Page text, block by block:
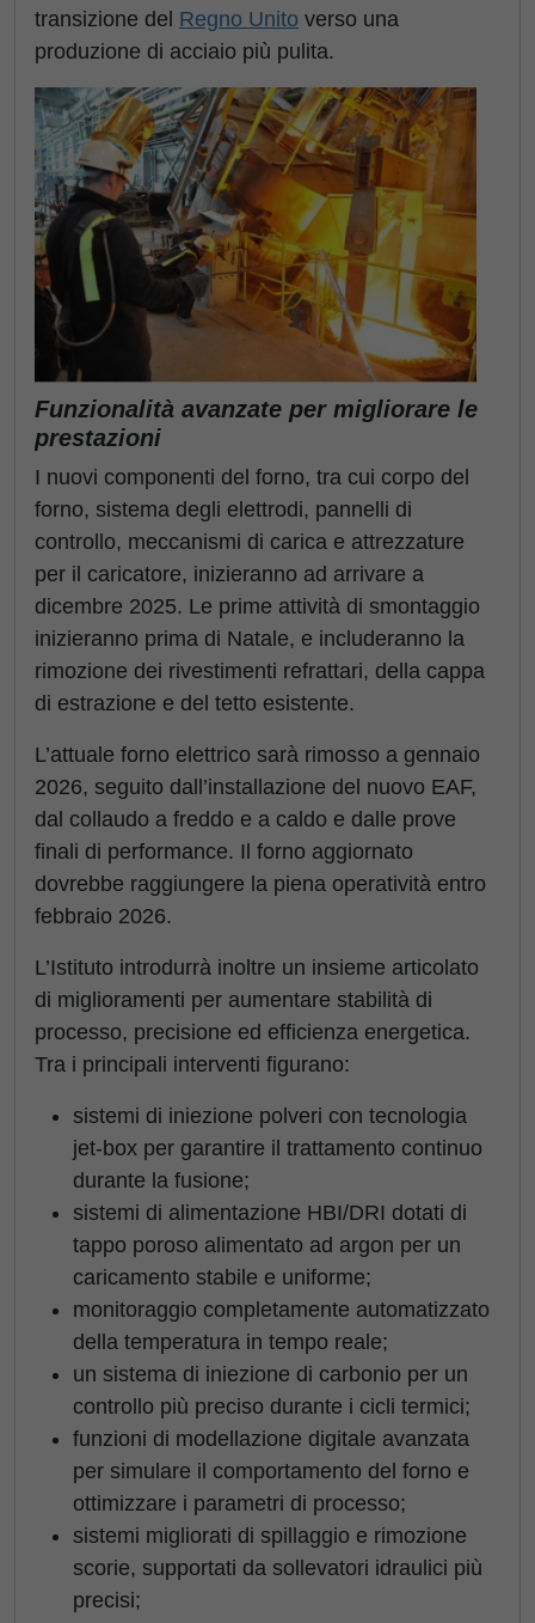
transizione del Regno Unito verso una
produzione di acciaio più pulita.
Funzionalità avanzate per migliorare le
prestazioni
I nuovi componenti del forno, tra cui corpo del
forno, sistema degli elettrodi, pannelli di
controllo, meccanismi di carica e attrezzature
per il caricatore, inizieranno ad arrivare a
dicembre 2025. Le prime attività di smontaggio
inizieranno prima di Natale, e includeranno la
rimozione dei rivestimenti refrattari, della cappa
di estrazione e del tetto esistente.
L’attuale forno elettrico sarà rimosso a gennaio
2026, seguito dall’installazione del nuovo EAF,
dal collaudo a freddo e a caldo e dalle prove
finali di performance. Il forno aggiornato
dovrebbe raggiungere la piena operatività entro
febbraio 2026.
L’Istituto introdurrà inoltre un insieme articolato
di miglioramenti per aumentare stabilità di
processo, precisione ed efficienza energetica.
Tra i principali interventi figurano:
sistemi di iniezione polveri con tecnologia
jet-box per garantire il trattamento continuo
durante la fusione;
sistemi di alimentazione HBI/DRI dotati di
tappo poroso alimentato ad argon per un
caricamento stabile e uniforme;
monitoraggio completamente automatizzato
della temperatura in tempo reale;
un sistema di iniezione di carbonio per un
controllo più preciso durante i cicli termici;
funzioni di modellazione digitale avanzata
per simulare il comportamento del forno e
ottimizzare i parametri di processo;
sistemi migliorati di spillaggio e rimozione
scorie, supportati da sollevatori idraulici più
precisi;